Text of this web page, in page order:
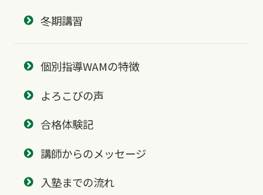
冬期講習
個別指導WAMの特徴
よろこびの声
合格体験記
講師からのメッセージ
入塾までの流れ